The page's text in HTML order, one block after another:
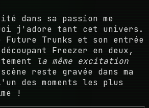
dans sa passion me
j'adore tant cet univers.
Future Trunks et son entrée
Freezer en deux,
la même excitation
reste gravée dans ma
l'un des moments les plus
!